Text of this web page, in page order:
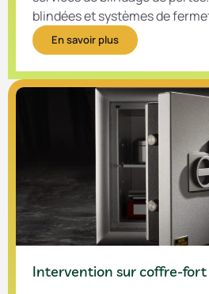
blindées et systèmes de
En savoir plus
Intervention sur coffre-fort